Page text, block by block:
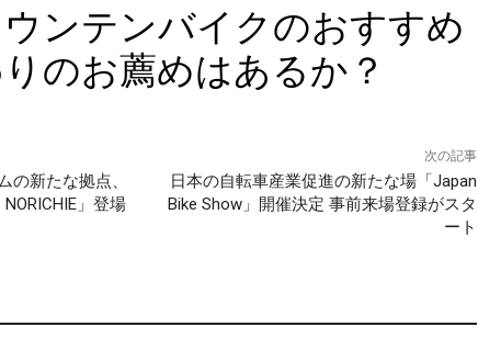
ンテンバイクのおすすめ
のお薦めはあるか？
の新たな拠点、
」登場
次の記事
日本の自転車産業促進の新たな場「Japan
Bike Show」開催決定 事前来場登録がスタ
ート